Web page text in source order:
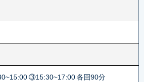
③15:30~17:00 各回90分